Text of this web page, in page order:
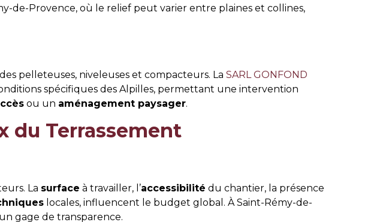
de-Provence, où le relief peut varier entre plaines et collines,
pelleteuses, niveleuses et compacteurs. La SARL GONFOND
spécifiques des Alpilles, permettant une intervention
ou un aménagement paysager.
du Terrassement
La surface à travailler, l’accessibilité du chantier, la présence
locales, influencent le budget global. À Saint-Rémy-de-
gage de transparence.